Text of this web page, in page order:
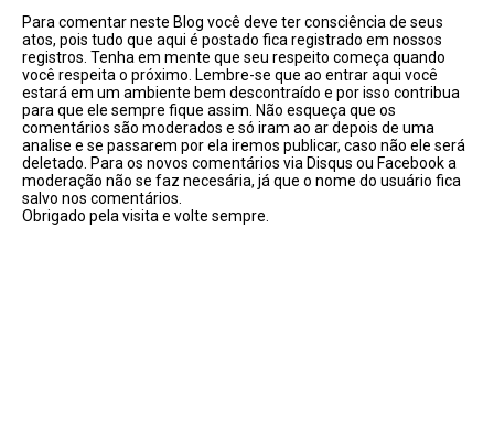
Para comentar neste Blog você deve ter consciência de seus
atos, pois tudo que aqui é postado fica registrado em nossos
registros. Tenha em mente que seu respeito começa quando
você respeita o próximo. Lembre-se que ao entrar aqui você
estará em um ambiente bem descontraído e por isso contribua
para que ele sempre fique assim. Não esqueça que os
comentários são moderados e só iram ao ar depois de uma
analise e se passarem por ela iremos publicar, caso não ele será
deletado. Para os novos comentários via Disqus ou Facebook a
moderação não se faz necesária, já que o nome do usuário fica
salvo nos comentários.
Obrigado pela visita e volte sempre.